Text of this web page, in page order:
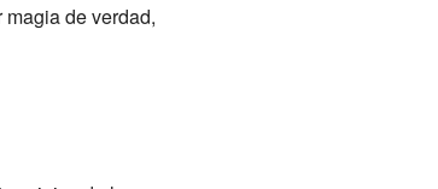
de verdad,